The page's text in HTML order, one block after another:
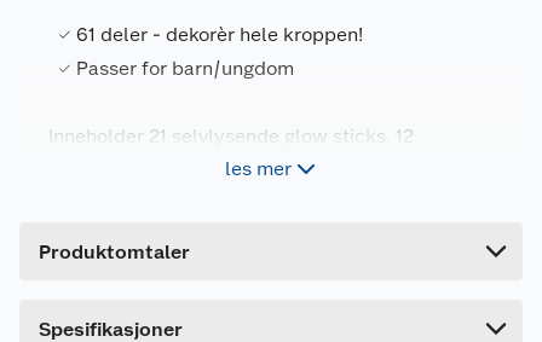
61 deler - dekorèr hele kroppen!
Passer for barn/ungdom
Inneholder 21 selvlysende glow sticks, 12
armbåndfeste, 28 klistremerker
les mer
Produktomtaler
Dette produktet har ikke fått noen omtale ennå.
Spesifikasjoner
Generelt
Artikkelnummer